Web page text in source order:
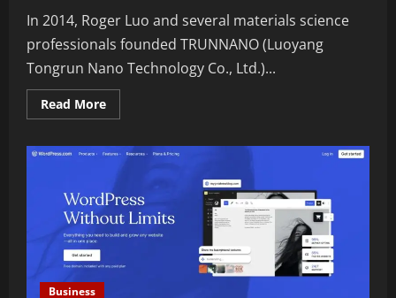
In 2014, Roger Luo and several materials science
professionals founded TRUNNANO (Luoyang
Tongrun Nano Technology Co., Ltd.)...
Read MoreRead
more
Making
Tech
Pioneer:
TRUNNANO’s
Path
in
Innovation
Business